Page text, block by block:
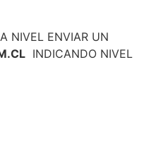
NIVEL ENVIAR UN
INDICANDO NIVEL